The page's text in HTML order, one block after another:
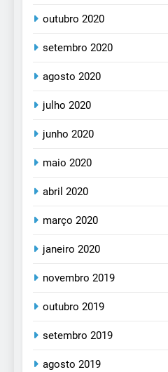
outubro 2020
setembro 2020
agosto 2020
julho 2020
junho 2020
maio 2020
abril 2020
março 2020
janeiro 2020
novembro 2019
outubro 2019
setembro 2019
agosto 2019